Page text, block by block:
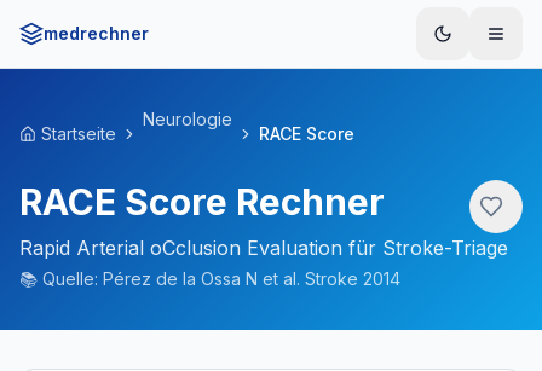
medrechner
Startseite
Neurologie
RACE Score
RACE Score Rechner
Rapid Arterial oCclusion Evaluation für Stroke-Triage
📚 Quelle: Pérez de la Ossa N et al. Stroke 2014